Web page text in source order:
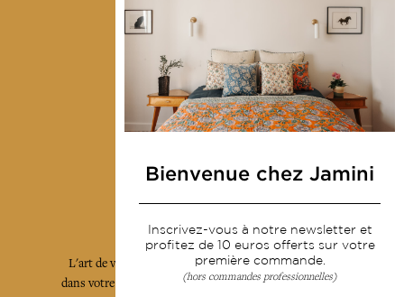
Livraison & retour
CGV
Devenir revendeur
Notre communauté
L'art de vivre JAMINI raconté avec poésie et élégance
dans votre boîte mail. Inscrivez vous à notre newsletter
Bienvenue chez Jamini
Inscrivez-vous à notre newsletter et
profitez de 10 euros offerts sur votre
première commande.
(hors commandes professionnelles)